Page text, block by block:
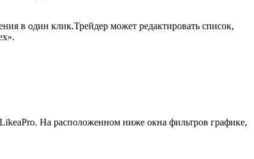
в один клик.Трейдер может редактировать список,
На расположенном ниже окна фильтров графике,